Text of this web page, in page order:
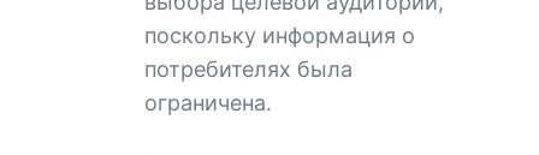
поскольку информация о
потребителях была
ограничена.